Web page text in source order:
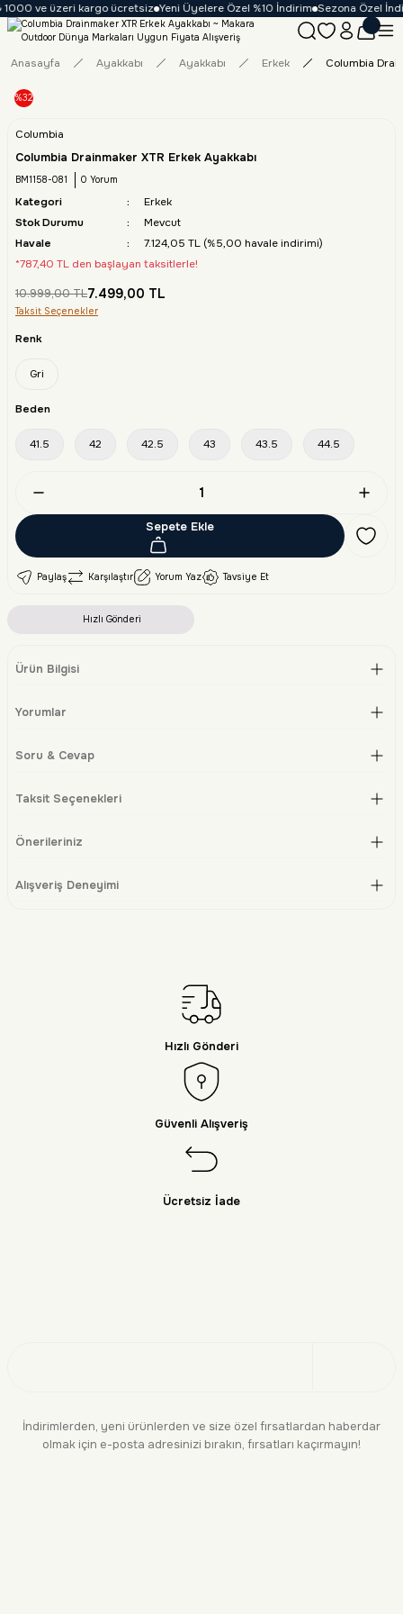
ve üzeri kargo ücretsiz Yeni Üyelere Özel %10 İndirim Sezona Özel
Anasayfa Ayakkabı Ayakkabı Erkek Columbia
%32
Columbia
Columbia Drainmaker XTR Erkek Ayakkabı
BM1158-081 0 Yorum
Kategori
Erkek
Stok Durumu
Mevcut
Havale
7.124,05 TL (%5,00 havale indirimi)
*787,40 TL den başlayan taksitlerle!
10.999,00 TL7.499,00 TL
Taksit Seçenekler
Renk
Gri
Beden
41.5 42 42.5 43 43.5 44.5
Sepete Ekle
Paylaş Karşılaştır Yorum Yaz Tavsiye Et
Hızlı Gönderi
Ürün Bilgisi
Yorumlar
Soru & Cevap
Taksit Seçenekleri
Önerileriniz
Alışveriş Deneyimi
Hızlı Gönderi
Güvenli Alışveriş
Ücretsiz İade
İndirimlerden, yeni ürünlerden ve size özel fırsatlardan haberdar
olmak için e-posta adresinizi bırakın, fırsatları kaçırmayın!